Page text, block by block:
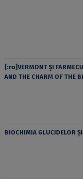
[:ro]VERMONT ȘI
AND THE CHARM OF THE
BIOCHIMIA GLUCIDELOR